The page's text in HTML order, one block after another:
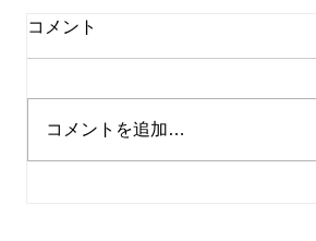
税務相談会
コメント
コメントを追加…